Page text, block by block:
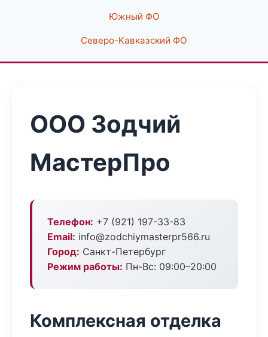
Южный ФО
Северо-Кавказский ФО
ООО Зодчий
МастерПро
Телефон: +7 (921) 197-33-83
Email: info@zodchiymasterpr566.ru
Город: Санкт-Петербург
Режим работы: Пн-Вс: 09:00–20:00
Комплексная отделка